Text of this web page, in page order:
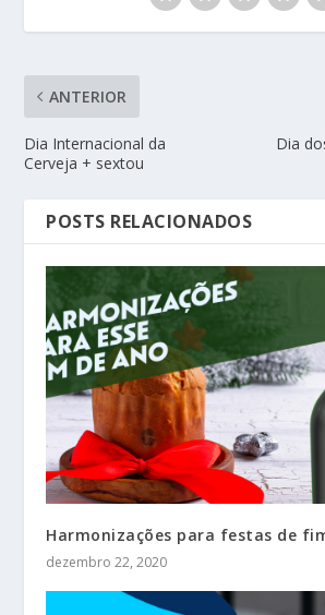
ANTERIOR
Dia Internacional da
Cerveja + sextou
Dia
POSTS RELACIONADOS
Harmonizações para festas de
dezembro 22, 2020